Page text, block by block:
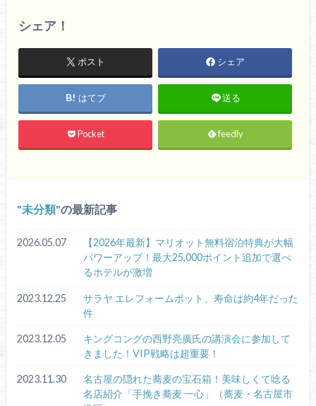
シェア！
ポスト シェア
はてブ 送る
Pocket feedly
未分類 の最新記事
2026.05.07
【2026年最新】マリオット無料宿泊特典が大幅
パワーアップ！最大25,000ポイント追加で選べ
るホテルが激増
2023.12.25
サラヤ エレフォームポット、寿命は約4年だった
件
2023.12.05
キングコングの西野亮廣氏の講演会に参加して
きました！VIP戦略は超重要！
2023.11.30
名古屋の隠れた蕎麦の宝石箱！美味しくて唸る
名店紹介「手挽き蕎麦 一心」（蕎麦・名古屋市